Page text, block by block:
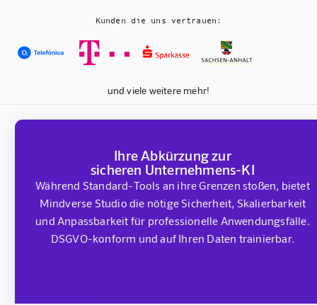
Kunden die uns vertrauen:
und viele weitere mehr!
Ihre Abkürzung zur
sicheren Unternehmens-KI
Während Standard-Tools an ihre Grenzen stoßen, bietet
Mindverse Studio die nötige Sicherheit, Skalierbarkeit
und Anpassbarkeit für professionelle Anwendungsfälle.
DSGVO-konform und auf Ihren Daten trainierbar.